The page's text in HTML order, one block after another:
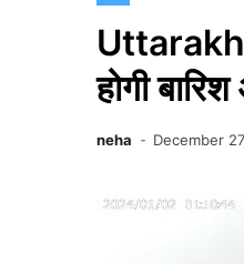
होगी
neha December